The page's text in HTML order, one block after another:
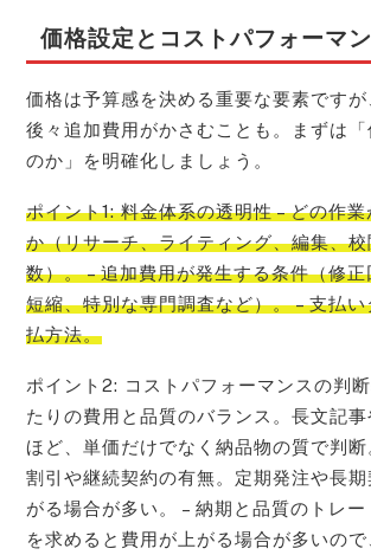
価格設定とコストパフォーマ
価格は予算感を決める重要な要素です
後々追加費用がかさむことも。まずは「
のか」を明確化しましょう。
ポイント1: 料金体系の透明性 – どの作
か（リサーチ、ライティング、編集、
数）。 – 追加費用が発生する条件（修
短縮、特別な専門調査など）。 – 支払
払方法。
ポイント2: コストパフォーマンスの判
たりの費用と品質のバランス。長文記
ほど、単価だけでなく納品物の質で判断
割引や継続契約の有無。定期発注や長
がる場合が多い。 – 納期と品質のトレ
を求めると費用が上がる場合が多いの